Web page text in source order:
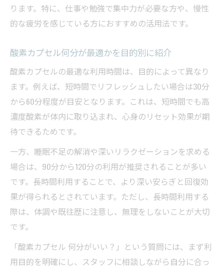
ります。特に、仕事や勉強で集中力が必要な方や、慢性
的な疲労を感じている方におすすめの活用法です。
酸素カプセル何分が最適かを目的別に紹介
酸素カプセルの最適な利用時間は、目的によって異なり
ます。例えば、短時間でリフレッシュしたい場合は30分
から60分程度が目安となります。これは、短時間でも高
濃度酸素が体内に取り込まれ、心身のリセット効果が期
待できるためです。
一方、睡眠不足の解消や深いリラクゼーションを求める
場合は、90分から120分の利用が推奨されることが多い
です。長時間利用することで、より深い安らぎと回復効
果が得られるとされています。ただし、長時間利用する
際は、体調や既往歴に注意し、無理をしないことが大切
です。
「酸素カプセル 何分がいい？」という質問には、まず利
用目的を明確にし、スタッフに相談しながら自分に合っ